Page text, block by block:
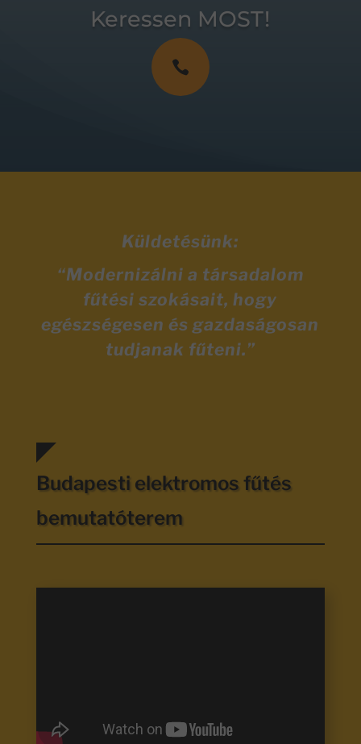
Keressen MOST!

Küldetésünk:
“Modernizálni a társadalom
fűtési szokásait, hogy
egészségesen és gazdaságosan
tudjanak fűteni.”
Budapesti elektromos fűtés
bemutatóterem